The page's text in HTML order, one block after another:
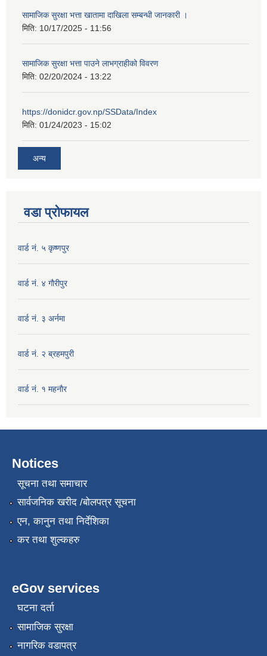
सामाजिक सुरक्षा भत्ता खातामा दाखिला सम्बन्धी जानकारी ।
मिति: 10/17/2025 - 11:56
सामाजिक सुरक्षा भत्ता पाउने लाभग्राहीको विवरण
मिति: 02/20/2024 - 13:22
https://donidcr.gov.np/SSData/Index
मिति: 01/24/2023 - 15:02
अन्य
वडा प्रोफायल
वार्ड नं. ५ कृष्णपुर
वार्ड नं. ४ गाैरीपुर
वार्ड नं. ३ अर्नमा
वार्ड नं. २ ब्रहमपुरी
वार्ड नं. १ महनाैर
Notices
सूचना तथा समाचार
सार्वजनिक खरीद /बोलपत्र सूचना
एन, कानुन तथा निर्देशिका
कर तथा शुल्कहरु
eGov services
घटना दर्ता
सामाजिक सुरक्षा
नागरिक वडापत्र